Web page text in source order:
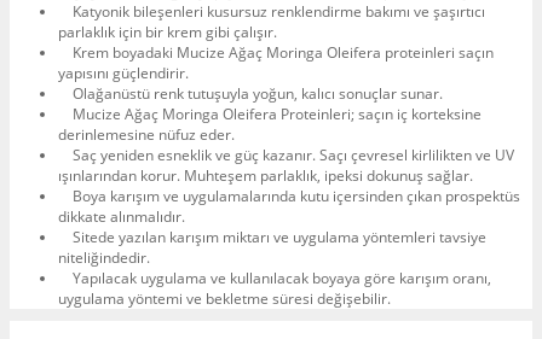
Katyonik bileşenleri kusursuz renklendirme bakımı ve şaşırtıcı
parlaklık için bir krem gibi çalışır.
Krem boyadaki Mucize Ağaç Moringa Oleifera proteinleri saçın
yapısını güçlendirir.
Olağanüstü renk tutuşuyla yoğun, kalıcı sonuçlar sunar.
Mucize Ağaç Moringa Oleifera Proteinleri; saçın iç korteksine
derinlemesine nüfuz eder.
Saç yeniden esneklik ve güç kazanır. Saçı çevresel kirlilikten ve UV
ışınlarından korur. Muhteşem parlaklık, ipeksi dokunuş sağlar.
Boya karışım ve uygulamalarında kutu içersinden çıkan prospektüs
dikkate alınmalıdır.
Sitede yazılan karışım miktarı ve uygulama yöntemleri tavsiye
niteliğindedir.
Yapılacak uygulama ve kullanılacak boyaya göre karışım oranı,
uygulama yöntemi ve bekletme süresi değişebilir.